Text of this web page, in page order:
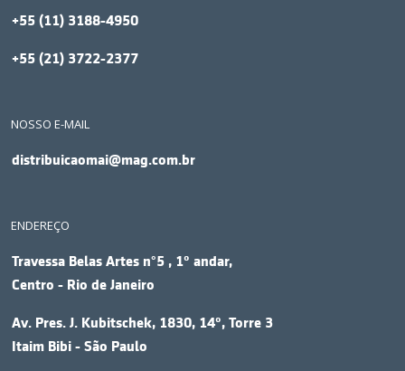
+55 (11) 3188-4950
+55 (21) 3722-2377
NOSSO E-MAIL
distribuicaomai@mag.com.br
ENDEREÇO
Travessa Belas Artes n°5 , 1º andar,
Centro - Rio de Janeiro
Av. Pres. J. Kubitschek, 1830, 14º, Torre 3
Itaim Bibi - São Paulo